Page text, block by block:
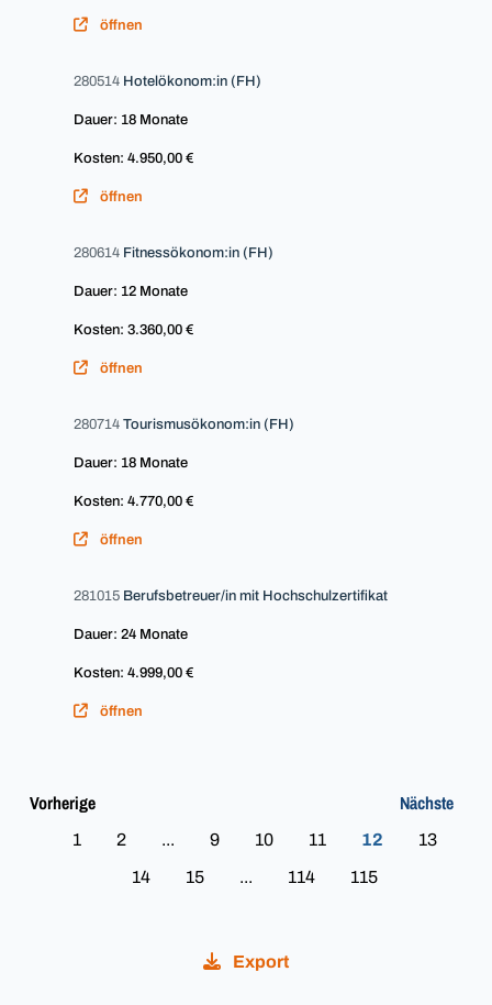
öffnen
280514 Hotelökonom:in (FH)
Dauer: 18 Monate
Kosten: 4.950,00 €
öffnen
280614 Fitnessökonom:in (FH)
Dauer: 12 Monate
Kosten: 3.360,00 €
öffnen
280714 Tourismusökonom:in (FH)
Dauer: 18 Monate
Kosten: 4.770,00 €
öffnen
281015 Berufsbetreuer/in mit Hochschulzertifikat
Dauer: 24 Monate
Kosten: 4.999,00 €
öffnen
Vorherige
1 2 ... 9 10 11 12
13
14
15 ... 114 115
Nächste
Export